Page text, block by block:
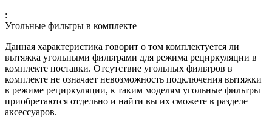
:
Угольные фильтры в комплекте
Данная характеристика говорит о том комплектуется ли
вытяжка угольными фильтрами для режима рециркуляции в
комплекте поставки. Отсутствие угольных фильтров в
комплекте не означает невозможность подключения вытяжки
в режиме рециркуляции, к таким моделям угольные фильтры
приобретаются отдельно и найти вы их сможете в разделе
аксессуаров.